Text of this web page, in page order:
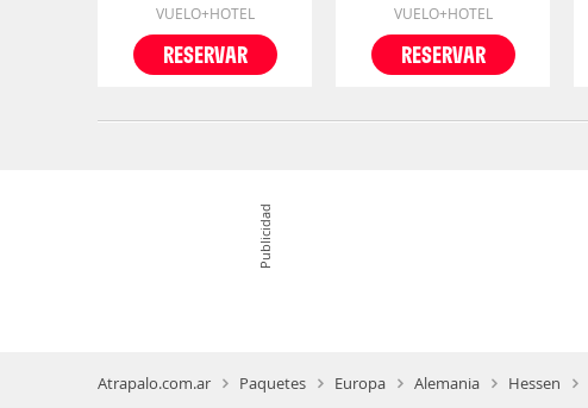
VUELO+HOTEL
RESERVAR
VUELO+HOTEL
RESERVAR
Publicidad
Atrapalo.com.ar Paquetes Europa Alemania Hessen